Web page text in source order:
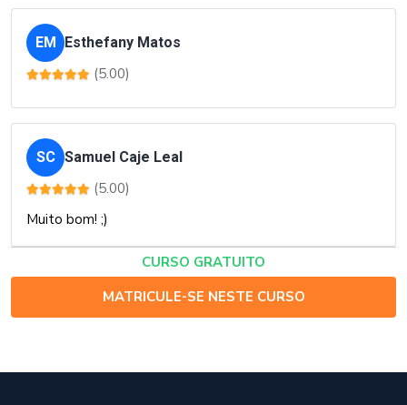
EM Esthefany Matos
(5.00)
SC Samuel Caje Leal
(5.00)
Muito bom! ;)
CURSO GRATUITO
MATRICULE-SE NESTE CURSO